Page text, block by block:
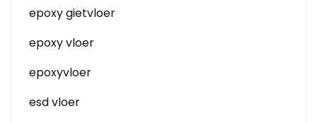
epoxy gietvloer
epoxy vloer
epoxyvloer
esd vloer